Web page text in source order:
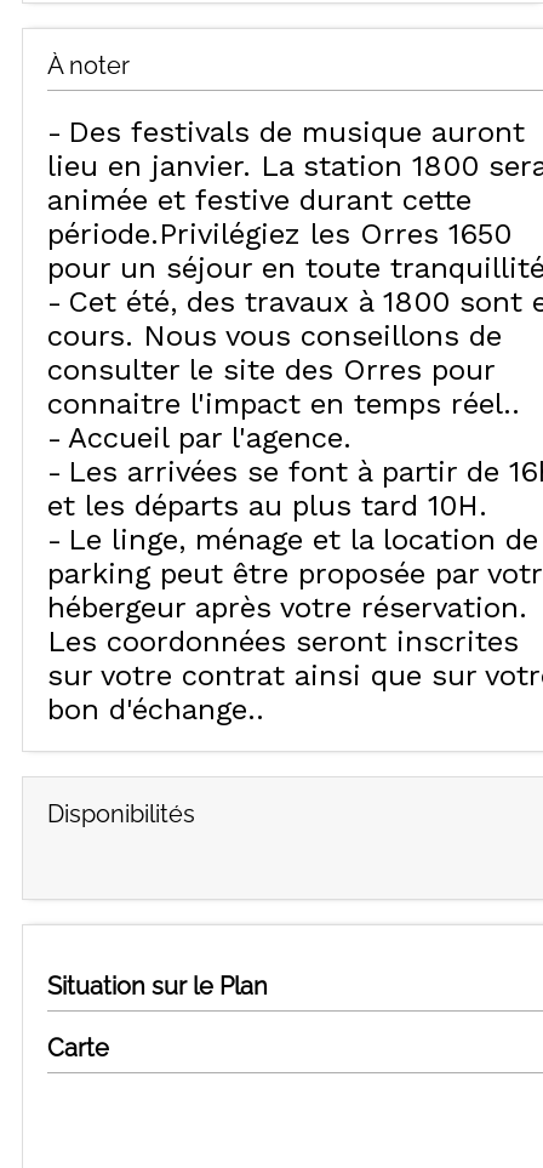
À noter
Des festivals de musique auront
lieu en janvier. La station 1800
animée et festive durant cette
période.Privilégiez les Orres 1650
pour un séjour en toute
Cet été, des travaux à 1800 sont
cours. Nous vous conseillons de
consulter le site des Orres pour
connaitre l'impact en temps réel.
Accueil par l'agence
Les arrivées se font à partir de
et les départs au plus tard 10H
Le linge, ménage et la location de
parking peut être proposée par
hébergeur après votre réservation.
Les coordonnées seront inscrites
sur votre contrat ainsi que sur
bon d'échange.
Disponibilités
Situation sur le Plan
Carte